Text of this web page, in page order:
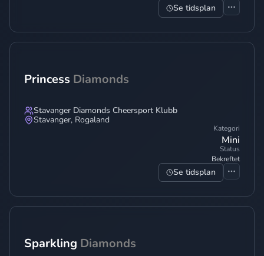
Se tidsplan
Princess Diamonds
Stavanger Diamonds Cheersport Klubb
Stavanger, Rogaland
Kategori
Mini
Status
Bekreftet
Se tidsplan
Sparkling Diamonds